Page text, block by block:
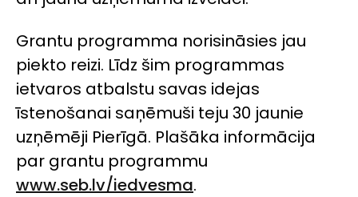
Grantu programma norisināsies jau
piekto reizi. Līdz šim programmas
ietvaros atbalstu savas idejas
īstenošanai saņēmuši teju 30 jaunie
uzņēmēji Pierīgā. Plašāka informācija
par grantu programmu
www.seb.lv/iedvesma.